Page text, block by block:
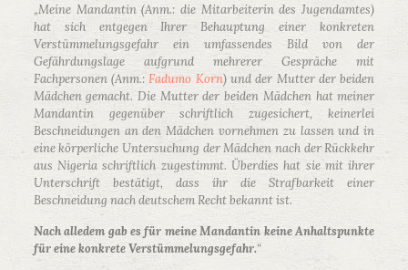
„Meine Mandantin (Anm.: die Mitarbeiterin des Jugendamtes)
hat sich entgegen Ihrer Behauptung einer konkreten
Verstümmelungsgefahr ein umfassendes Bild von der
Gefährdungslage aufgrund mehrerer Gespräche mit
Fachpersonen (Anm.:Fadumo Korn) und der Mutter der beiden
Mädchen gemacht. Die Mutter der beiden Mädchen hat meiner
Mandantin gegenüber schriftlich zugesichert, keinerlei
Beschneidungen an den Mädchen vornehmen zu lassen und in
eine körperliche Untersuchung der Mädchen nach der Rückkehr
aus Nigeria schriftlich zugestimmt. Überdies hat sie mit ihrer
Unterschrift bestätigt, dass ihr die Strafbarkeit einer
Beschneidung nach deutschem Recht bekannt ist.
Nach alledem gab es für meine Mandantin keine Anhaltspunkte
für eine konkrete Verstümmelungsgefahr.“